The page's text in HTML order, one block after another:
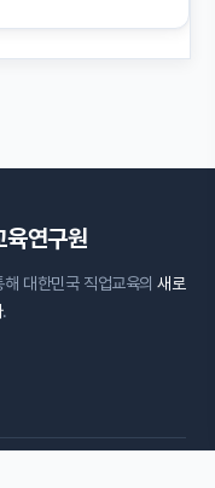
육연구원
해 대한민국 직업교육의새로
.